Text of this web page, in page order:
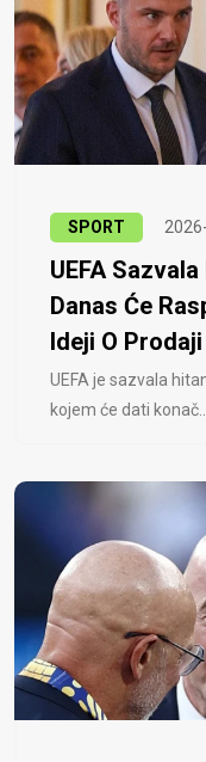
SPORT
UEFA
Danas Će
Ideji O
UEFA je sazvala
kojem će dati konač..